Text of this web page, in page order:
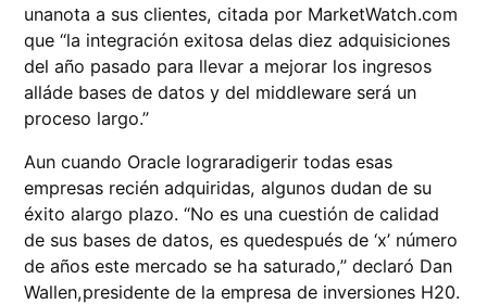
unanota a sus clientes, citada por MarketWatch.com
que “la integración exitosa delas diez adquisiciones
del año pasado para llevar a mejorar los ingresos
alláde bases de datos y del middleware será un
proceso largo.”
Aun cuando Oracle lograradigerir todas esas
empresas recién adquiridas, algunos dudan de su
éxito alargo plazo. “No es una cuestión de calidad
de sus bases de datos, es quedespués de ‘x’ número
de años este mercado se ha saturado,” declaró Dan
Wallen,presidente de la empresa de inversiones H20.